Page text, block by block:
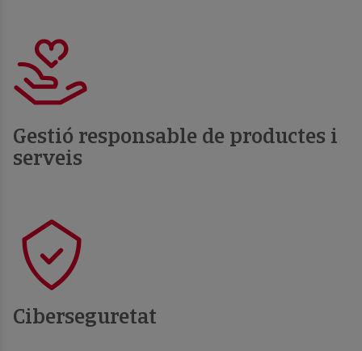
Gestió responsable de productes i
serveis
Ciberseguretat